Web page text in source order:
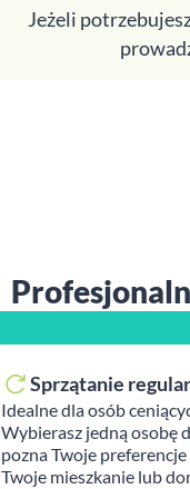
Jeżeli
Sprzątanie
Idealne dla osób
Wybierasz jedną osobę
pozna Twoje
Twoje mieszkanie lub